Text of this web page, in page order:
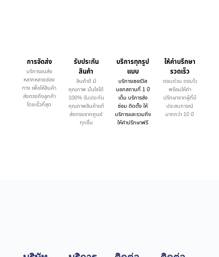
การจัดส่ง
บริการขนส่ง
หลากหลายช่อง
ทาง เพื่อให้สินค้า
ส่งตรงถึงลูกค้า
โดยเร็วที่สุด
รับประกัน
สินค้า
สินค้าดี มี
คุณภาพ มั่นใจได้
100% รับประกัน
คุณภาพสินค้าแท้
ส่งตรงจากศูนย์
ทุกชิ้น
บริการทุกรูป
แบบ
บริการเซอร์วิส
นอกสถานที่ 1 ปี
เต็ม บริการส่ง
ซ่อม ติดตั้ง ให้
บริการและรวมถึง
ให้คำปรึกษาฟรี
ให้คำบรึกษา
รวดเร็ว
ตอบด่วน ตอบไว
พร้อมให้คำ
ปรึกษาจากผู้ที่มี
ประสบการณ์
มากกว่า 10 ปี